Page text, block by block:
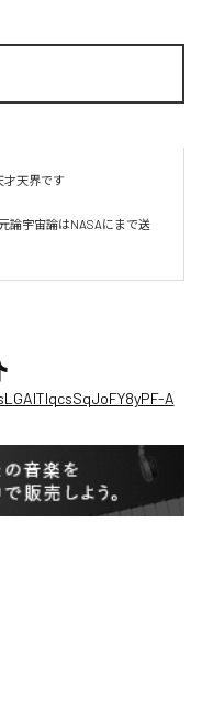
才天界です
論宇宙論はNASAにまで送
A